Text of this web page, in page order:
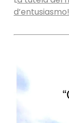
d’entusiasmo!